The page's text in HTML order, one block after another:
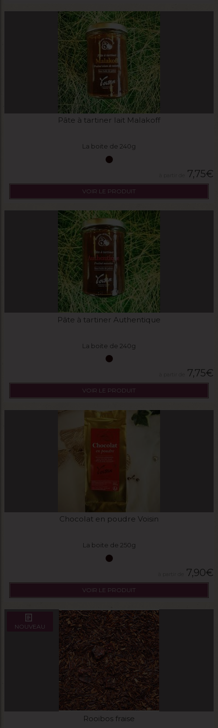
Pâte à tartiner lait Malakoff
La boite de 240g
7,75€
VOIR LE PRODUIT
Pâte à tartiner Authentique
La boite de 240g
7,75€
VOIR LE PRODUIT
Chocolat en poudre Voisin
La boite de 250g
7,90€
VOIR LE PRODUIT
NOUVEAU
Rooibos fraise